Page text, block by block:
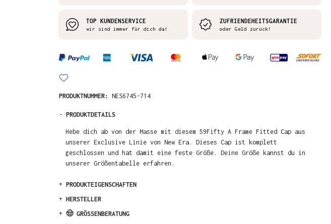
TOP KUNDENSERVICE
wir sind immer für dich da!
ZUFRIENDEHEITSGARANTIE
oder Geld zurück!
PRODUKTNUMMER: NES6745-714
- PRODUKTDETAILS
Hebe dich ab von der Masse mit diesem 59Fifty A Frame Fitted Cap aus
unserer Exclusive Linie von New Era. Dieses Cap ist komplett
geschlossen und hat damit eine feste Größe. Deine Größe kannst du in
unserer Größentabelle erfahren.
+ PRODUKTEIGENSCHAFTEN
+ HERSTELLER
+ 🤠 GRÖSSENBERATUNG